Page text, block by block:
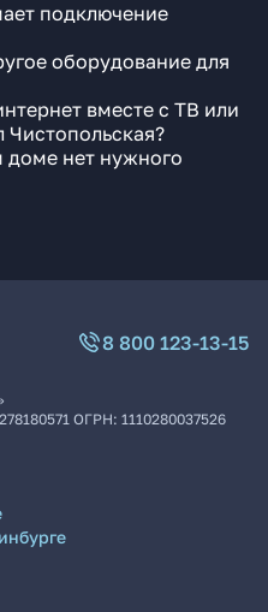
подключение
оборудование для
вместе с ТВ или
Чистопольская?
доме нет нужного
8 800 123-13-15
ОГРН: 1110280037526